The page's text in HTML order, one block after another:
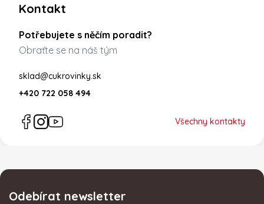
Kontakt
Potřebujete s něčím poradit?
Obraťte se na náš tým
sklad@cukrovinky.sk
+420 722 058 494
Všechny kontakty
Odebírat newsletter